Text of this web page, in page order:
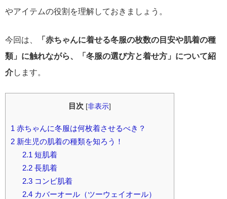
やアイテムの役割を理解しておきましょう。
今回は、
「赤ちゃんに着せる冬服の枚数の目安や肌着の種
類」に触れながら、「冬服の選び方と着せ方」について紹
介します。
目次 [非表示]
1 赤ちゃんに冬服は何枚着させるべき？
2 新生児の肌着の種類を知ろう！
2.1 短肌着
2.2長肌着
2.3コンビ肌着
2.4カバーオール（ツーウェイオール）